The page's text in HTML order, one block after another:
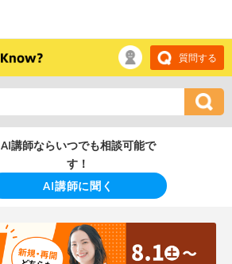
質問する
AI講師ならいつでも相談可能で
す！
AI講師に聞く